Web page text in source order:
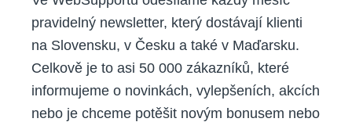
pravidelný newsletter, který dostávají klienti
na Slovensku, v Česku a také v Maďarsku.
Celkově je to asi 50 000 zákazníků, které
informujeme o novinkách, vylepšeních, akcích
nebo je chceme potěšit novým bonusem nebo